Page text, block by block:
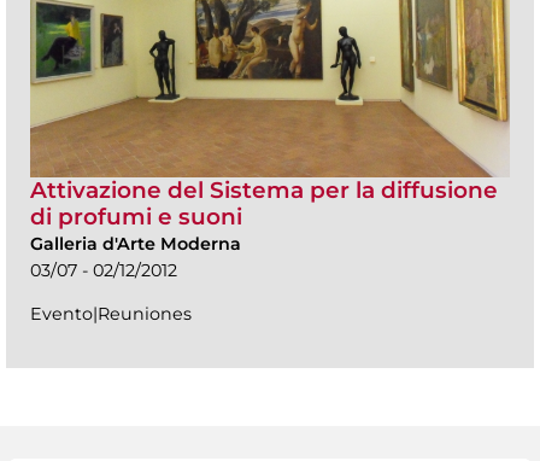
Attivazione del Sistema per la diffusione
di profumi e suoni
Galleria d'Arte Moderna
03/07 - 02/12/2012
Evento|Reuniones